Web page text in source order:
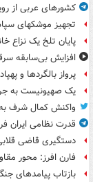
کشورهای عربی از
تجهیز موشکهای
پایان تلخ یک نزاع
افزایش بی‌سابقه
پرواز بالگردها و
یک صهیونیست به
واکنش کمال شرف
قدرت نظامی ایران
دستگیری قاضی
فارن افرز: محور
بازتاب پیامدهای